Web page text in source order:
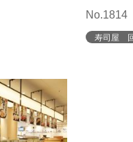
No.1814
寿司屋